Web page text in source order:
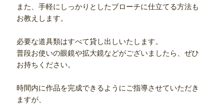
また、手軽にしっかりとしたブローチに仕立てる方法も
お教えします。
必要な道具類はすべて貸し出しいたします。
普段お使いの眼鏡や拡大鏡などがございましたら、ぜひ
お持ちください。
時間内に作品を完成できるようにご指導させていただき
ますが、